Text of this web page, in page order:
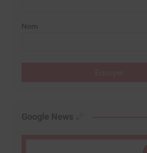
Nom
Google News